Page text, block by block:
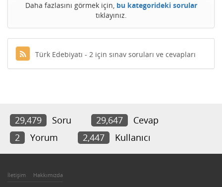
Daha fazlasını görmek için, bu kategorideki sorular
tıklayınız.
Türk Edebiyatı - 2 için sınav soruları ve cevapları
29,479 Soru 29,647
Cevap
2
Yorum 2,447 Kullanıcı
İletişim Hakkımızda